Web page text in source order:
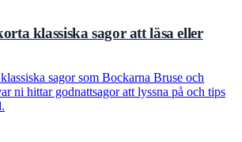
klassiska sagor att läsa eller
sagor som Bockarna Bruse och
ni hittar godnattsagor att lyssna på och tips